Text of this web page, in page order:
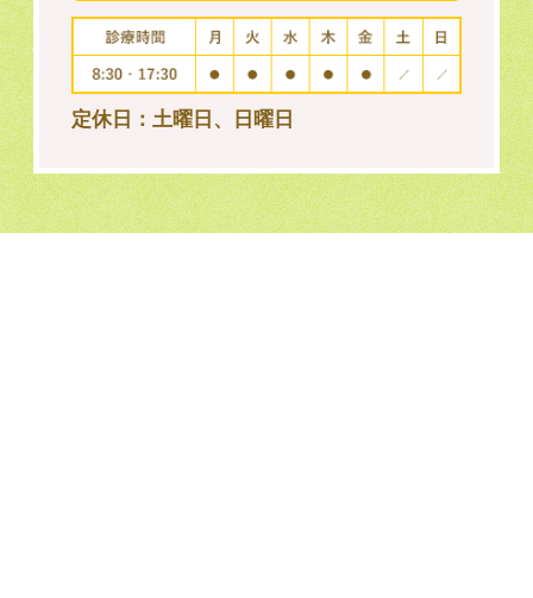
定休日：土曜日、日曜日